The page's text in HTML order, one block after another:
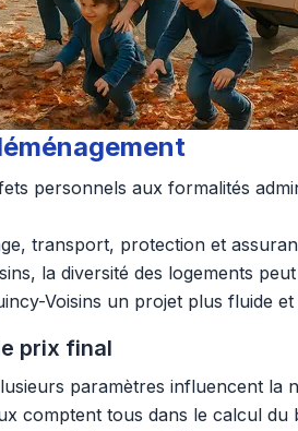
personnels aux formalités
transport, protection et
la diversité des logements
Voisins un projet plus fluide
prix final
paramètres influencent
comptent tous dans le calcul du